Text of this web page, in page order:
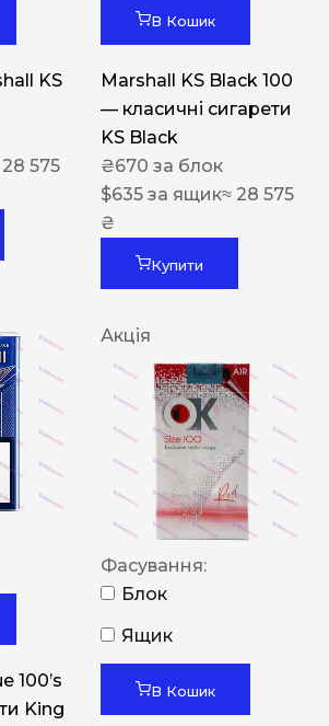
KS
575
В Кошик
Marshall KS Black 100
— класичні сигарети
KS Black
₴670 за блок
$635 за ящик≈ 28 575
₴
Купити
100’s
King
Акція
Фасування:
Блок
Ящик
В Кошик